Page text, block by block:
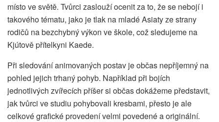
místo ve světě. Tvůrci zaslouží ocenit za to, že se nebojí i
takového tématu, jako je tlak na mladé Asiaty ze strany
rodičů na bezchybný výkon ve škole, což sledujeme na
Kjútově přítelkyni Kaede.
Při sledování animovaných postav je občas nepříjemný na
pohled jejich trhaný pohyb. Například při bojích
jednotlivých zvířecích příšer si občas dokážeme představit,
jak tvůrci ve studiu pohybovali kresbami, přesto je ale
celkové grafické provedení velmi povedené a originální.